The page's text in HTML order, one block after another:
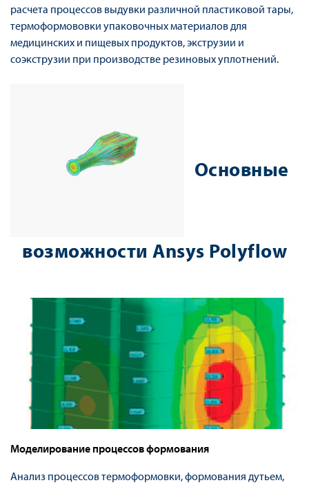
расчета процессов выдувки различной пластиковой тары,
термоформововки упаковочных материалов для
медицинских и пищевых продуктов, экструзии и
соэкструзии при производстве резиновых уплотнений.
Основные
возможности Ansys Polyflow
Моделирование процессов формования
Анализ процессов термоформовки, формования дутьем,